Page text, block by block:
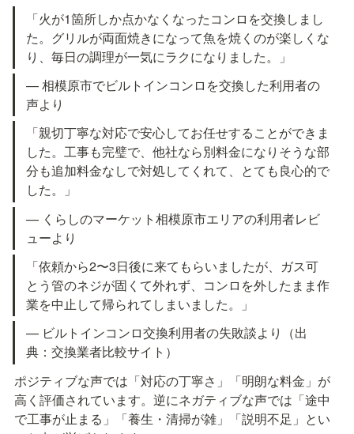
「火が1箇所しか点かなくなったコンロを交換しまし
た。グリルが両面焼きになって魚を焼くのが楽しくな
り、毎日の調理が一気にラクになりました。」
— 相模原市でビルトインコンロを交換した利用者の
声より
「親切丁寧な対応で安心してお任せすることができま
した。工事も完璧で、他社なら別料金になりそうな部
分も追加料金なしで対処してくれて、とても良心的で
した。」
— くらしのマーケット相模原市エリアの利用者レビ
ューより
「依頼から2〜3日後に来てもらいましたが、ガス可
とう管のネジが固くて外れず、コンロを外したまま作
業を中止して帰られてしまいました。」
— ビルトインコンロ交換利用者の失敗談より（出
典：交換業者比較サイト）
ポジティブな声では「対応の丁寧さ」「明朗な料金」が
高く評価されています。逆にネガティブな声では「途中
で工事が止まる」「養生・清掃が雑」「説明不足」とい